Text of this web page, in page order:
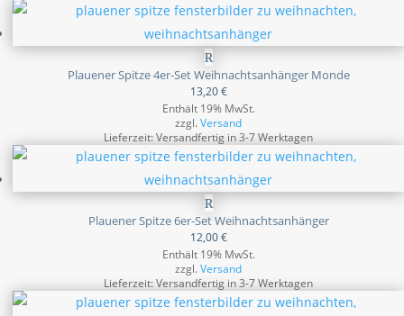
Plauener Spitze 4er-Set Weihnachtsanhänger Monde
13,20€
Enthält 19% MwSt.
zzgl.Versand
Lieferzeit: Versandfertig in 3-7 Werktagen
Plauener Spitze 6er-Set Weihnachtsanhänger
12,00€
Enthält 19% MwSt.
zzgl.Versand
Lieferzeit: Versandfertig in 3-7 Werktagen